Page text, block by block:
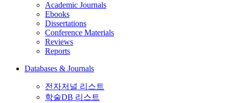
Academic Journals
Ebooks
Dissertations
Conference Materials
Reviews
Reports
Databases & Journals
전자저널 리스트
학술DB 리스트